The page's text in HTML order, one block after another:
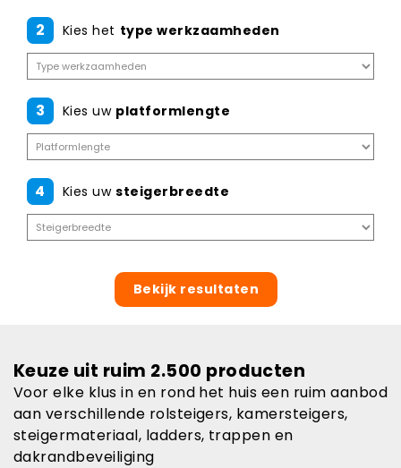
2 Kies het type werkzaamheden
3 Kies uw platformlengte
4 Kies uw steigerbreedte
Bekijk resultaten
Keuze uit ruim 2.500 producten
Voor elke klus in en rond het huis een ruim aanbod
aan verschillende rolsteigers, kamersteigers,
steigermateriaal, ladders, trappen en
dakrandbeveiliging